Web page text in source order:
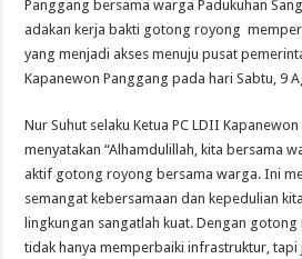
LDII Gunungkidul Ikuti Aksi Bersih-Bersih
Panggang bersama warga Padukuhan
adakan kerja bakti gotong royong
yang menjadi akses menuju pusat
Kapanewon Panggang pada hari Sabtu, 9
Nur Suhut selaku Ketua PC LDII
menyatakan “Alhamdulillah, kita bersama
aktif gotong royong bersama warga. Ini
semangat kebersamaan dan kepedulian
lingkungan sangatlah kuat. Dengan
tidak hanya memperbaiki infrastruktur,